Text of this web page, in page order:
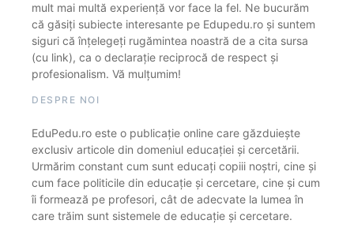
mult mai multă experiență vor face la fel. Ne bucurăm
că găsiți subiecte interesante pe Edupedu.ro și suntem
siguri că înțelegeți rugămintea noastră de a cita sursa
(cu link), ca o declarație reciprocă de respect și
profesionalism. Vă mulțumim!
DESPRE NOI
EduPedu.ro este o publicație online care găzduiește
exclusiv articole din domeniul educației și cercetării.
Urmărim constant cum sunt educați copiii noștri, cine și
cum face politicile din educație și cercetare, cine și cum
îi formează pe profesori, cât de adecvate la lumea în
care trăim sunt sistemele de educație și cercetare.